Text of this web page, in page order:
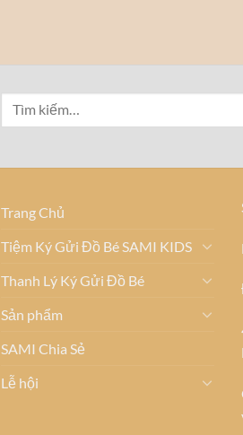
Trang Chủ
Tiệm Ký Gửi Đồ Bé SAMI KIDS
Thanh Lý Ký Gửi Đồ Bé
Sản phẩm
SAMI Chia Sẻ
Lễ hội